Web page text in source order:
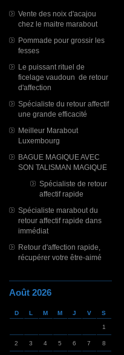
Vente des noix d'acajou
chez le maitre marabout
Pommade pour grossir les
fesses
Le puissant rituel de
ficelage vaudoun de retour
d'affection
Spécialiste du retour affectif
une grande efficacité
Meilleur Marabout
Luxembourg
BAGUE MAGIQUE AVEC
SON TALISMAN MAGIQUE
Spécialiste de retour
affectif rapide
Spécialiste marabout du
retour affectif rapide dans
immédiat
Retour d'affection rapide,
récupérer votre être-aimé
Août 2026
D L M M J V S
1
2 3 4 5 6 7 8